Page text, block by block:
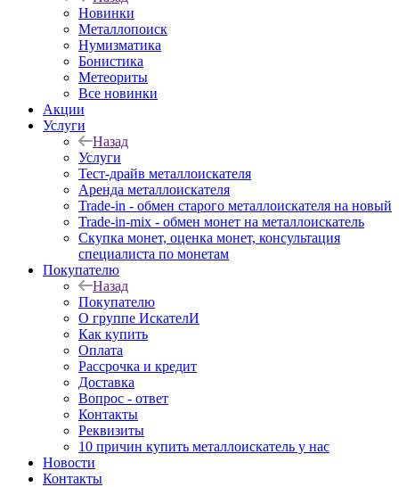
Новинки
Металлопоиск
Нумизматика
Бонистика
Метеориты
Все новинки
Акции
Услуги
Назад
Услуги
Тест-драйв металлоискателя
Аренда металлоискателя
Trade-in - обмен старого металлоискателя на новый
Trade-in-mix - обмен монет на металлоискатель
Скупка монет, оценка монет, консультация
специалиста по монетам
Покупателю
Назад
Покупателю
О группе ИскателИ
Как купить
Оплата
Рассрочка и кредит
Доставка
Вопрос - ответ
Контакты
Реквизиты
10 причин купить металлоискатель у нас
Новости
Контакты